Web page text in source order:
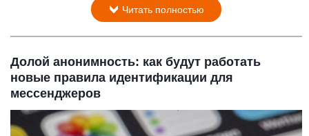
Читать полностью
Долой анонимность: как будут работать
новые правила идентификации для
мессенджеров